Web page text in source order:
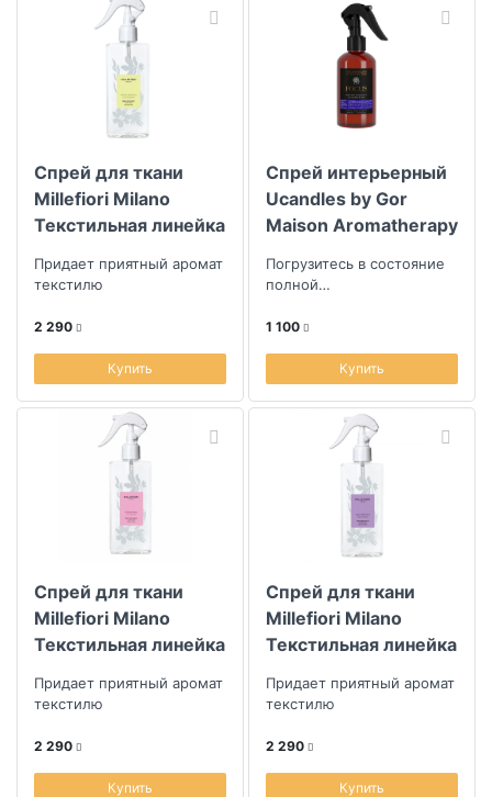
Спрей для ткани
Millefiori Milano
Текстильная линейка
Придает приятный аромат
текстилю
2 290
Купить
Спрей интерьерный
Ucandles by Gor
Maison Aromatherapy
250мл
Погрузитесь в состояние
полной
умиротворённой ясности
1 100
Купить
Спрей для ткани
Millefiori Milano
Текстильная линейка
Придает приятный аромат
текстилю
2 290
Купить
Спрей для ткани
Millefiori Milano
Текстильная линейка
аметист
Придает приятный аромат
текстилю
2 290
Купить